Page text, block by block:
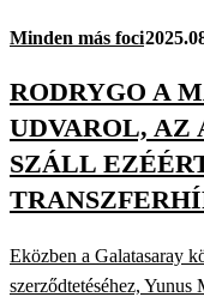
Minden más foci
RODRYGO A
UDVAROL, AZ
SZÁLL
Eközben a Galatasaray
szerződtetéséhez,